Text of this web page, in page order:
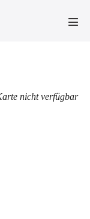
nicht verfügbar